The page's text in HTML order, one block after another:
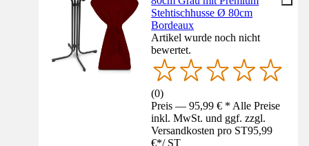
Stehtischhusse Ø 80cm
Bordeaux
Artikel wurde noch nicht
bewertet.
(0)
Preis — 95,99 € * Alle Preise
inkl. MwSt. und ggf. zzgl.
Versandkosten pro ST95,99
€*/ ST